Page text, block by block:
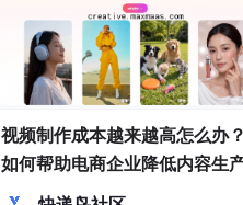
视频制作成本越来越高怎么办
如何帮助电商企业降低内容生
力